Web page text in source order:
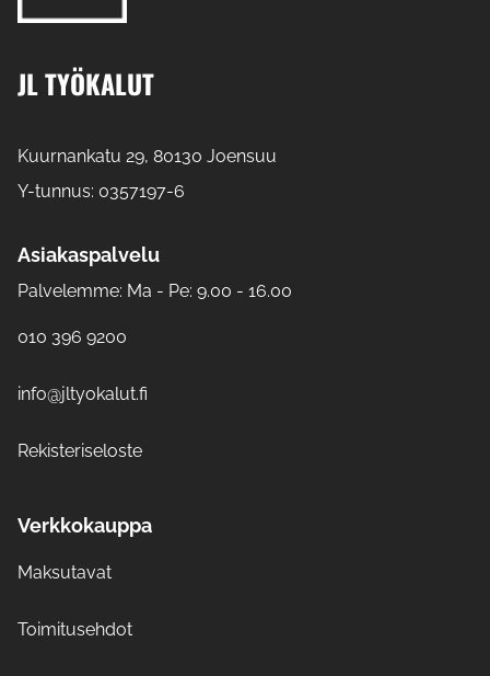
JL TYÖKALUT
Kuurnankatu 29, 80130 Joensuu
Y-tunnus: 0357197-6
Asiakaspalvelu
Palvelemme: Ma - Pe: 9.00 - 16.00
010 396 9200
info@jltyokalut.fi
Rekisteriseloste
Verkkokauppa
Maksutavat
Toimitusehdot